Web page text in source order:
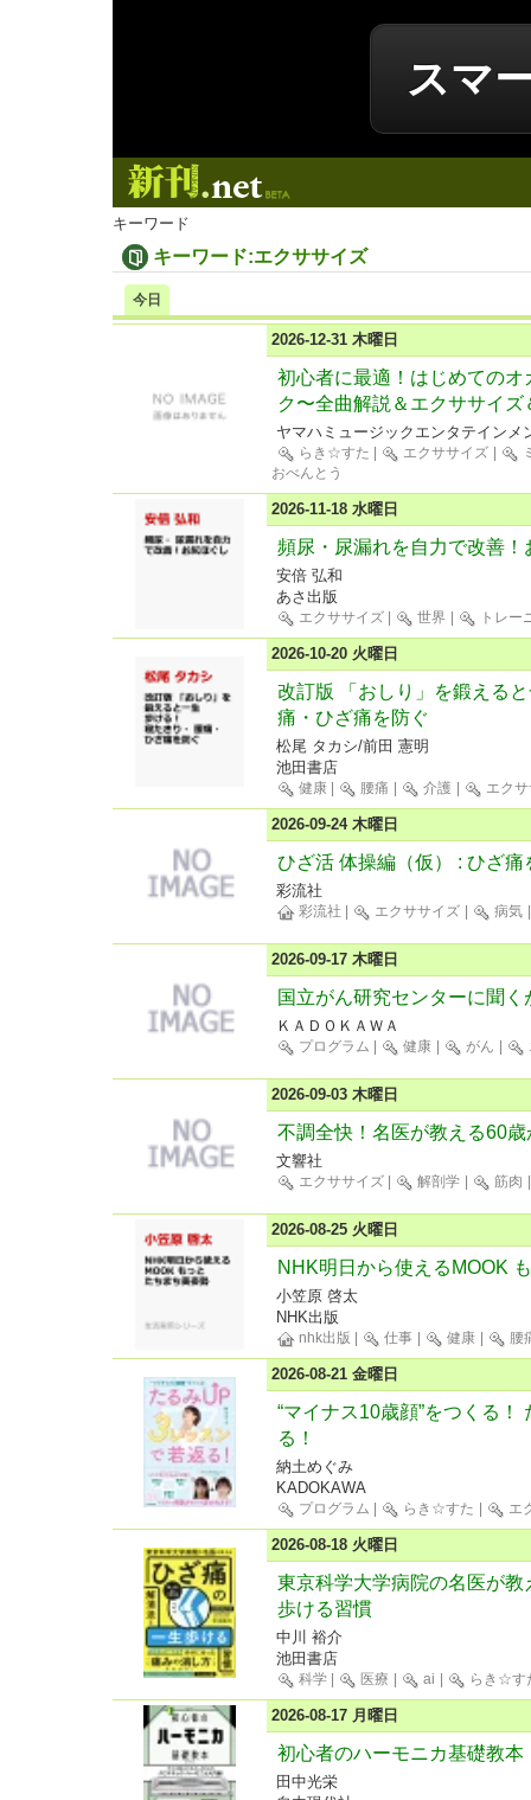
スマ
キーワード
キーワード:エクササイズ
今日
2026-12-31 木曜日
初心者に最適！はじめての
ク〜全曲解説＆エクササイ
ヤマハミュージックエンタテインメ
らき☆すた エクササイズ
おべんとう
2026-11-18 水曜日
頻尿・尿漏れを自力で改善！
安倍 弘和
あさ出版
エクササイズ 世界 トレー
2026-10-20 火曜日
改訂版 「おしり」を鍛える
痛・ひざ痛を防ぐ
松尾 タカシ/前田 憲明
池田書店
健康 腰痛 介護 エク
2026-09-24 木曜日
ひざ活 体操編（仮） : ひざ
彩流社
彩流社 エクササイズ 病気
2026-09-17 木曜日
国立がん研究センターに聞
ＫＡＤＯＫＡＷＡ
プログラム 健康 がん
2026-09-03 木曜日
不調全快！名医が教える60
文響社
エクササイズ 解剖学 筋肉
2026-08-25 火曜日
NHK明日から使えるMOOK
小笠原 啓太
NHK出版
nhk出版 仕事 健康 腰
2026-08-21 金曜日
“マイナス10歳顔”をつくる
る！
納土めぐみ
KADOKAWA
プログラム らき☆すた エ
2026-08-18 火曜日
東京科学大学病院の名医が
歩ける習慣
中川 裕介
池田書店
科学 医療 ai らき☆す
2026-08-17 月曜日
初心者のハーモニカ基礎教本
田中光栄